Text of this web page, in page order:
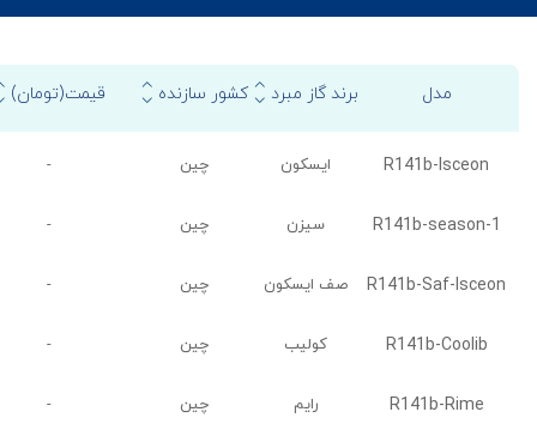
مدل برند گاز مبرد کشور سازنده قیمت(تومان)
R141b-Isceon ایسکون چین -
R141b-season-1 سیزن چین -
R141b-Saf-Isceon صف ایسکون چین -
R141b-Coolib کولیب چین -
R141b-Rime رایم چین -